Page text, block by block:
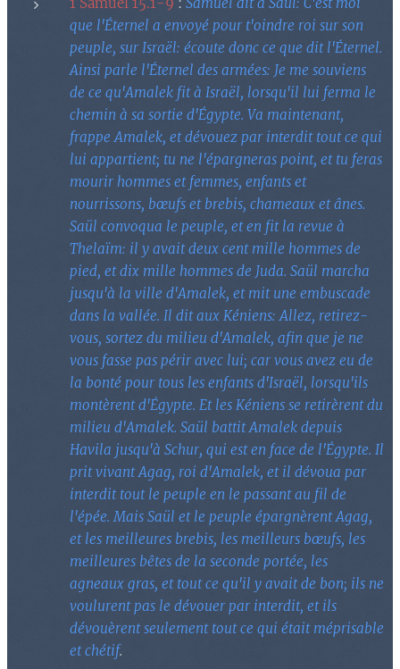
que l'Éternel a envoyé pour t'oindre roi sur son
peuple, sur Israël: écoute donc ce que dit l'Éternel.
Ainsi parle l'Éternel des armées: Je me souviens
de ce qu'Amalek fit à Israël, lorsqu'il lui ferma le
chemin à sa sortie d'Égypte. Va maintenant,
frappe Amalek, et dévouez par interdit tout ce qui
lui appartient; tu ne l'épargneras point, et tu feras
mourir hommes et femmes, enfants et
nourrissons, bœufs et brebis, chameaux et ânes.
Saül convoqua le peuple, et en fit la revue à
Thelaïm: il y avait deux cent mille hommes de
pied, et dix mille hommes de Juda. Saül marcha
jusqu'à la ville d'Amalek, et mit une embuscade
dans la vallée. Il dit aux Kéniens: Allez, retirez-
vous, sortez du milieu d'Amalek, afin que je ne
vous fasse pas périr avec lui; car vous avez eu de
la bonté pour tous les enfants d'Israël, lorsqu'ils
montèrent d'Égypte. Et les Kéniens se retirèrent du
milieu d'Amalek. Saül battit Amalek depuis
Havila jusqu'à Schur, qui est en face de l'Égypte. Il
prit vivant Agag, roi d'Amalek, et il dévoua par
interdit tout le peuple en le passant au fil de
l'épée. Mais Saül et le peuple épargnèrent Agag,
et les meilleures brebis, les meilleurs bœufs, les
meilleures bêtes de la seconde portée, les
agneaux gras, et tout ce qu'il y avait de bon; ils ne
voulurent pas le dévouer par interdit, et ils
dévouèrent seulement tout ce qui était méprisable
et chétif.